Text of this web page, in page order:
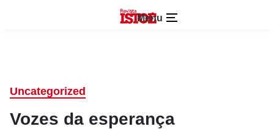
Menu
Uncategorized
Vozes da esperança